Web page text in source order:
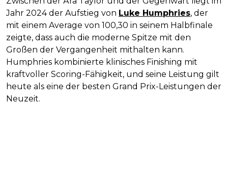
Jahr 2024 der Aufstieg von Luke Humphries, der
mit einem Average von 100,30 in seinem Halbfinale
zeigte, dass auch die moderne Spitze mit den
Großen der Vergangenheit mithalten kann.
Humphries kombinierte klinisches Finishing mit
kraftvoller Scoring-Fähigkeit, und seine Leistung gilt
heute als eine der besten Grand Prix-Leistungen der
Neuzeit.